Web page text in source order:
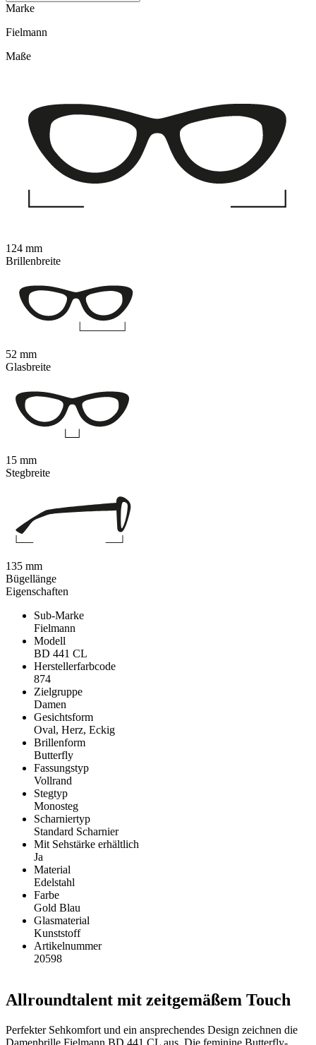
Marke
Fielmann
Eigenschaften
Sub-Marke
Fielmann
Modell
BD 441 CL
Herstellerfarbcode
874
Zielgruppe
Damen
Gesichtsform
Oval, Herz, Eckig
Brillenform
Butterfly
Fassungstyp
Vollrand
Stegtyp
Monosteg
Scharniertyp
Standard Scharnier
Mit Sehstärke erhältlich
Ja
Material
Edelstahl
Farbe
Gold Blau
Glasmaterial
Kunststoff
Artikelnummer
20598
Allroundtalent mit zeitgemäßem Touch
Perfekter Sehkomfort und ein ansprechendes Design zeichnen die
Damenbrille Fielmann BD 441 CL aus. Die feminine Butterfly-
Maße
124 mm
Brillenbreite
52 mm
Glasbreite
15 mm
Stegbreite
135 mm
Bügellänge